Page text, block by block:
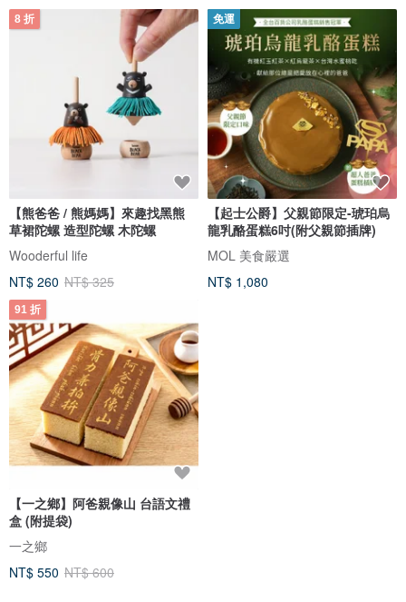
8 折
【熊爸爸 / 熊媽媽】來趣找黑熊
草裙陀螺 造型陀螺 木陀螺
Wooderful life
NT$ 260 NT$ 325
免運
【起士公爵】父親節限定-琥珀烏
龍乳酪蛋糕6吋(附父親節插牌)
MOL 美食嚴選
NT$ 1,080
91 折
【一之鄉】阿爸親像山 台語文禮
盒 (附提袋)
一之鄉
NT$ 550 NT$ 600